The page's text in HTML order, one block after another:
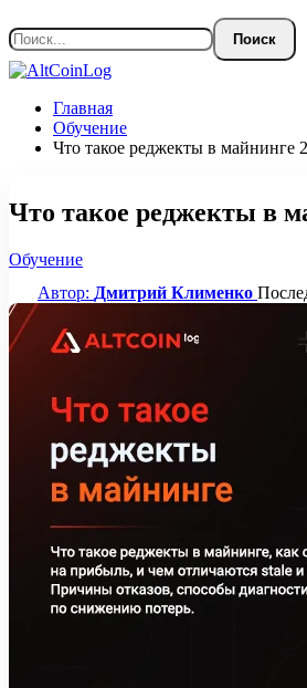
Главная
Обучение
Что такое реджекты в майнинге
Что такое реджекты в
Обучение
Автор: Дмитрий Клименко